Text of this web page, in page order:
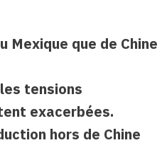
Mexique que de Chine
tensions
exacerbées.
hors de Chine